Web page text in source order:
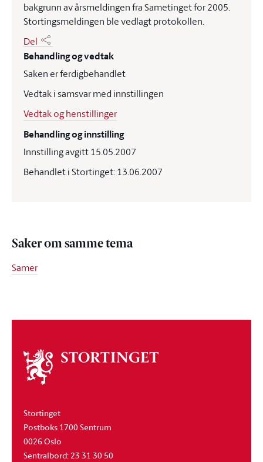
bakgrunn av årsmeldingen fra Sametinget for 2005.
Stortingsmeldingen ble vedlagt protokollen.
Del
Behandling og vedtak
Saken er ferdigbehandlet
Vedtak i samsvar med innstillingen
Vedtak og henstillinger
Behandling og innstilling
Innstilling avgitt 15.05.2007
Behandlet i Stortinget: 13.06.2007
Saker om samme tema
Samer
Om
stortinget
Stortinget
Postboks 1700 Sentrum
0026 Oslo
Sentralbord: 23 31 30 50